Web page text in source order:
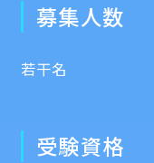
募集人数
若干名
受験資格